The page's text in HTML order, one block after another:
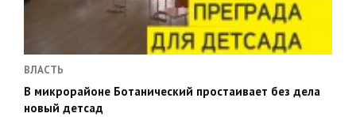
ВЛАСТЬ
В микрорайоне Ботанический простаивает без дела
новый детсад